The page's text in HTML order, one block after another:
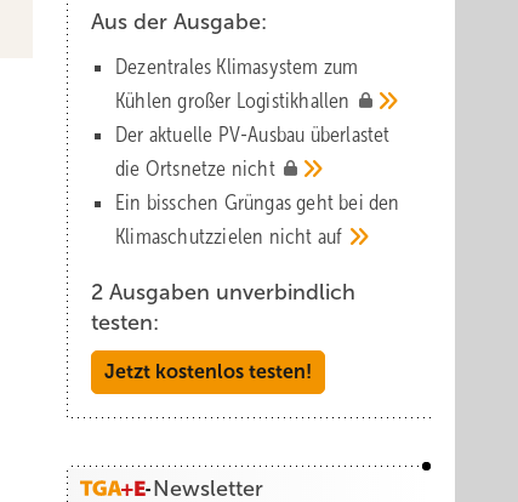
Aus der Ausgabe:
Dezentrales Klimasystem zum
Kühlen großer Logistik­hallen
Der aktuelle PV-Ausbau über­lastet
die Orts­netze nicht
Ein bisschen Grüngas geht bei den
Klima­schutz­zielen nicht auf
2 Ausgaben unverbindlich
testen:
Jetzt kostenlos testen!
Newsletter